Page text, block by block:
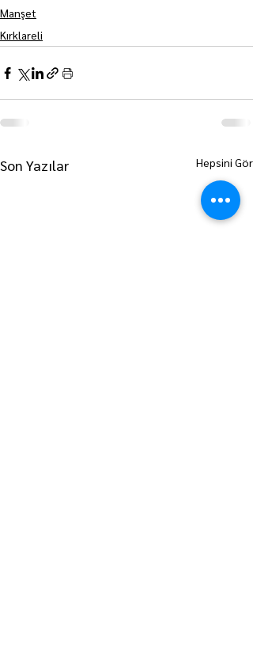
Manşet
Kırklareli
Son Yazılar Hepsini Gör